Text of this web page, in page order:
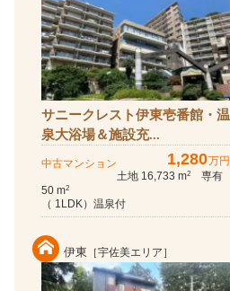
サニークレスト伊東壱番館・温
泉大浴場＆施設充...
中古マンション 1,280万円
土地 16,733 m2
専有
50 m2
（ 1LDK）温泉付
伊東 ［宇佐美エリア］